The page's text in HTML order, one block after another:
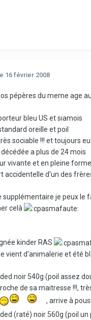
16 février 2008
pépères du meme age
bleu US et siamois
oreille et poil
sociable !!! et toujours
a plus de 24 mois
vivante et en pleine
accidentelle d'un des
supplémentaire je peux le
celà
kinder RAS
vient d'animalerie et été
noir 540g (poil assez
de sa maitresse !!!,
, arrive à
(raté) noir 560g (poil